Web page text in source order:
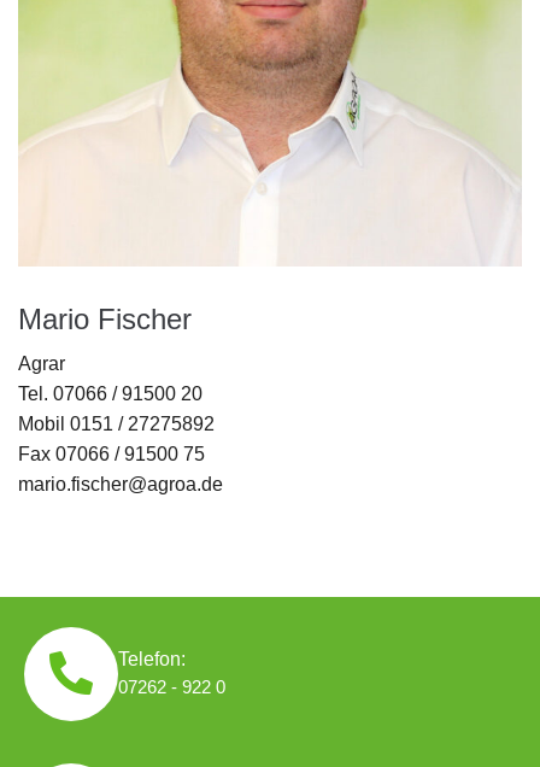
Mario Fischer
Agrar
Tel. 07066 / 91500 20
Mobil 0151 / 27275892
Fax 07066 / 91500 75
mario.fischer@agroa.de
Telefon:
07262 - 922 0